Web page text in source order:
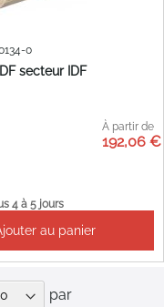
secteur IDF
0
À partir de
192,06 €
4 à 5 jours
au panier
par